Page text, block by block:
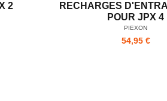
2
RECHARGES
POUR JPX 4
PIEXON
54,95 €